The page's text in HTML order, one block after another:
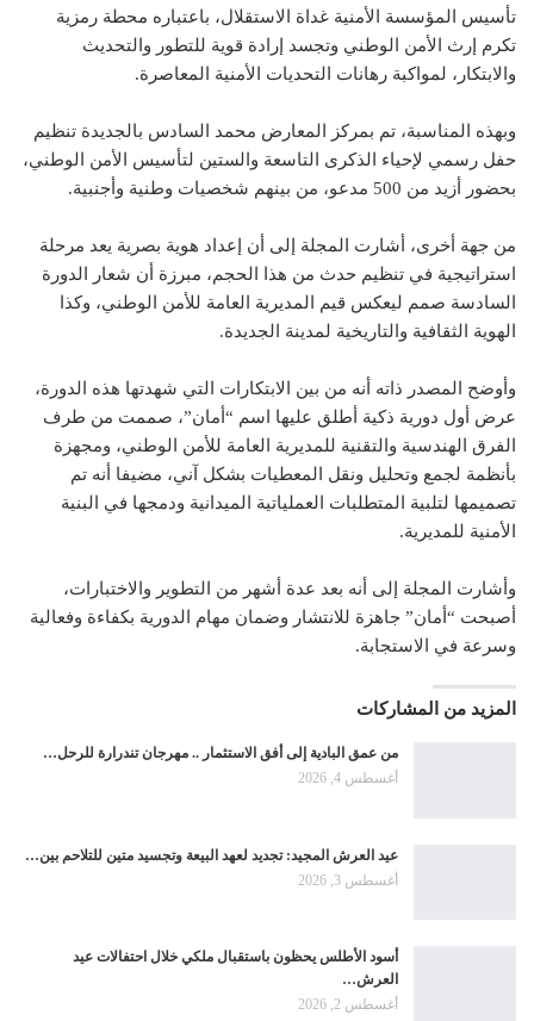
تأسيس المؤسسة الأمنية غداة الاستقلال، باعتباره محطة رمزية
تكرم إرث الأمن الوطني وتجسد إرادة قوية للتطور والتحديث
والابتكار، لمواكبة رهانات التحديات الأمنية المعاصرة.
وبهذه المناسبة، تم بمركز المعارض محمد السادس بالجديدة تنظيم
حفل رسمي لإحياء الذكرى التاسعة والستين لتأسيس الأمن الوطني،
بحضور أزيد من 500 مدعو، من بينهم شخصيات وطنية وأجنبية.
من جهة أخرى، أشارت المجلة إلى أن إعداد هوية بصرية يعد مرحلة
استراتيجية في تنظيم حدث من هذا الحجم، مبرزة أن شعار الدورة
السادسة صمم ليعكس قيم المديرية العامة للأمن الوطني، وكذا
الهوية الثقافية والتاريخية لمدينة الجديدة.
وأوضح المصدر ذاته أنه من بين الابتكارات التي شهدتها هذه الدورة،
عرض أول دورية ذكية أطلق عليها اسم “أمان”، صممت من طرف
الفرق الهندسية والتقنية للمديرية العامة للأمن الوطني، ومجهزة
بأنظمة لجمع وتحليل ونقل المعطيات بشكل آني، مضيفا أنه تم
تصميمها لتلبية المتطلبات العملياتية الميدانية ودمجها في البنية
الأمنية للمديرية.
وأشارت المجلة إلى أنه بعد عدة أشهر من التطوير والاختبارات،
أصبحت “أمان” جاهزة للانتشار وضمان مهام الدورية بكفاءة وفعالية
وسرعة في الاستجابة.
المزيد من المشاركات
من عمق البادية إلى أفق الاستثمار .. مهرجان تندرارة للرحل…
أغسطس 4, 2026
عيد العرش المجيد: تجديد لعهد البيعة وتجسيد متين للتلاحم بين…
أغسطس 3, 2026
أسود الأطلس يحظون باستقبال ملكي خلال احتفالات عيد
العرش…
أغسطس 2, 2026